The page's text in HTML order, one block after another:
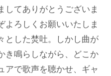
してありがとうございま
よろしくお願いいたしま
とした焚吐。しかし曲が
き鳴らしながら、どこか
アで歌声を聴かせ、ギャ